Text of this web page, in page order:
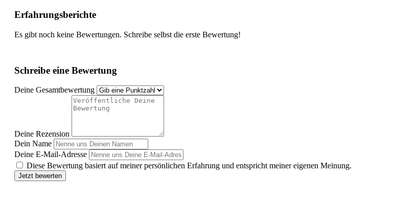
Erfahrungsberichte
Es gibt noch keine Bewertungen. Schreibe selbst die erste Bewertung!
Schreibe eine Bewertung
Deine Gesamtbewertung
Deine Rezension
Dein Name
Deine E-Mail-Adresse
Diese Bewertung basiert auf meiner persönlichen Erfahrung und entspricht meiner eigenen Meinung.
Jetzt bewerten